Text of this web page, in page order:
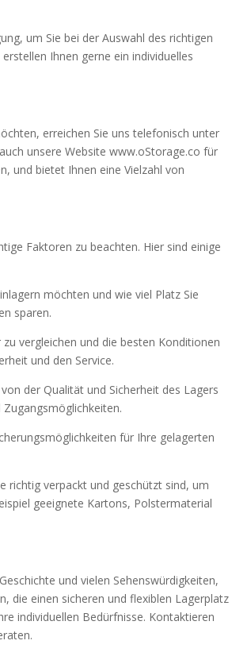
um Sie bei der Auswahl des richtigen
Ihnen gerne ein individuelles
erreichen Sie uns telefonisch unter
unsere Website www.oStorage.co für
und bietet Ihnen eine Vielzahl von
Faktoren zu beachten. Hier sind einige
möchten und wie viel Platz Sie
sparen.
vergleichen und die besten Konditionen
und den Service.
der Qualität und Sicherheit des Lagers
für Ihre gelagerten
richtig verpackt und geschützt sind, um
geeignete Kartons, Polstermaterial
und vielen Sehenswürdigkeiten,
die einen sicheren und flexiblen Lagerplatz
individuellen Bedürfnisse. Kontaktieren